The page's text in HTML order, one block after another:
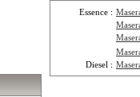
Essence :
Diesel :